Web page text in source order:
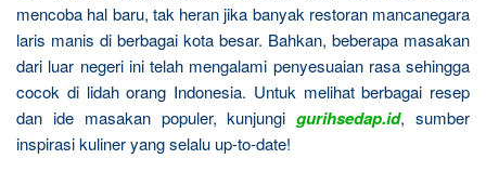
mencoba hal baru, tak heran jika banyak restoran mancanegara
laris manis di berbagai kota besar. Bahkan, beberapa masakan
dari luar negeri ini telah mengalami penyesuaian rasa sehingga
cocok di lidah orang Indonesia. Untuk melihat berbagai resep
dan ide masakan populer, kunjungigurihsedap.id, sumber
inspirasi kuliner yang selalu up-to-date!